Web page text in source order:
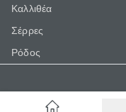
Καλλιθέα
Σέρρες
Ρόδος